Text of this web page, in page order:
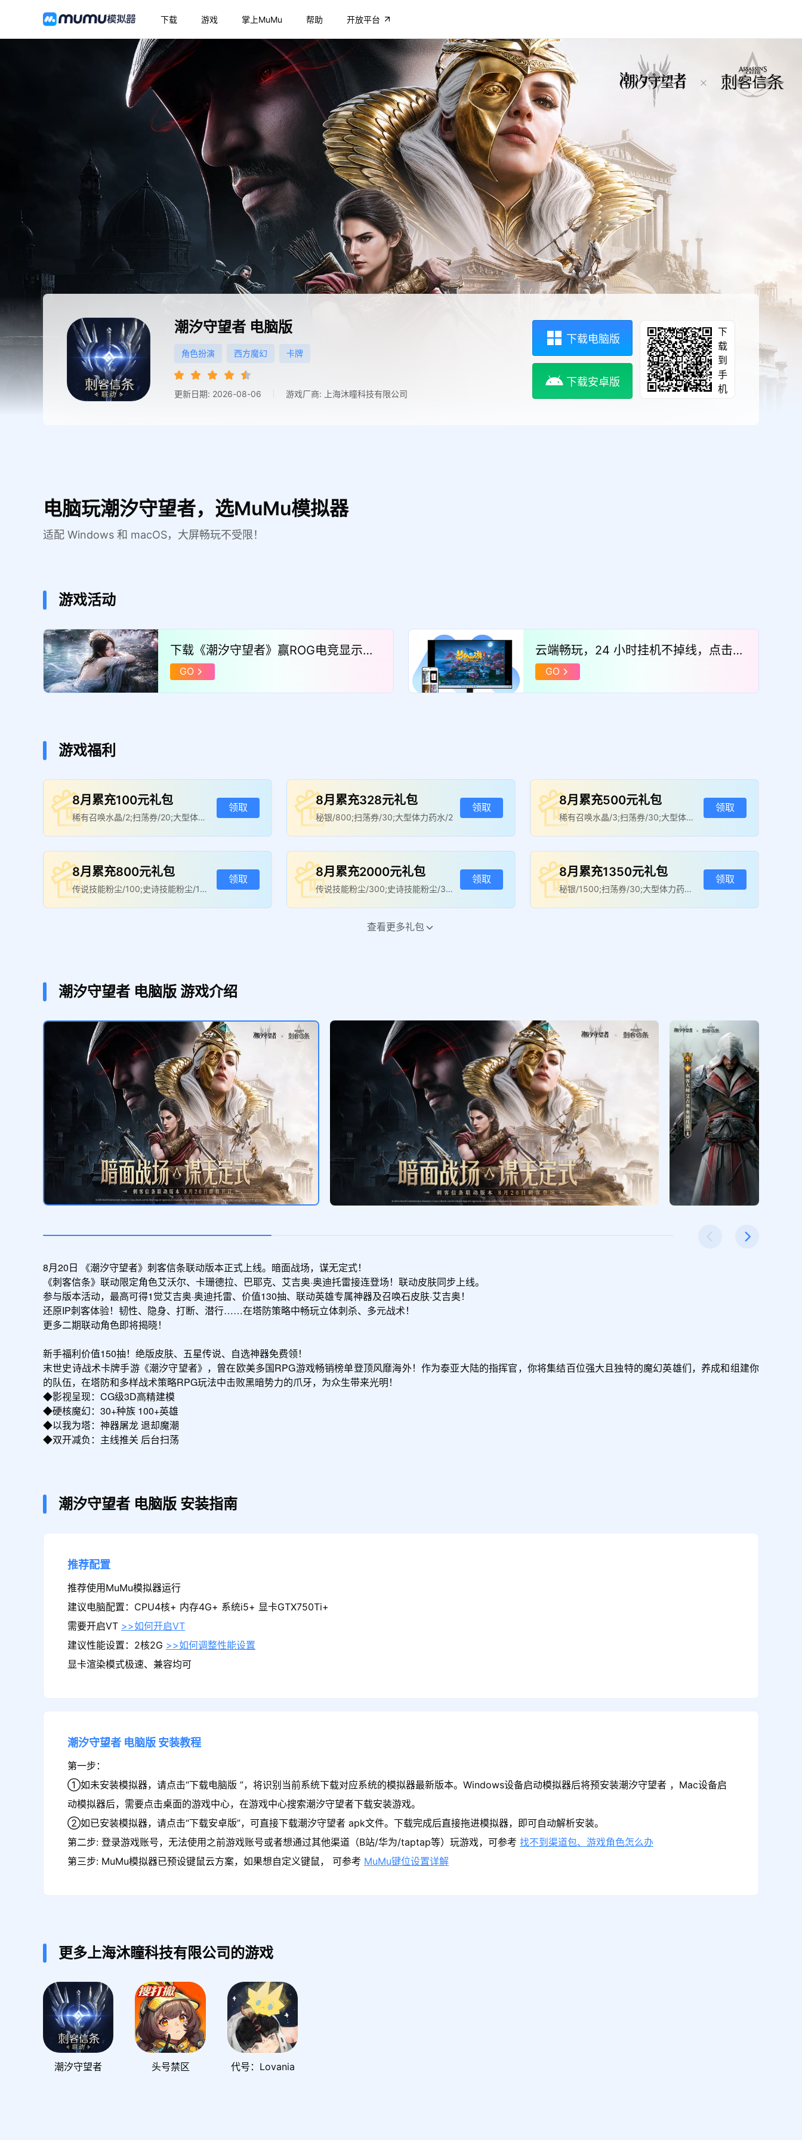
下载 游戏 掌上MuMu 帮助 开放平台
潮汐守望者 电脑版
角色扮演 西方魔幻 卡牌
更新日期: 2026-08-06 游戏厂商: 上海沐瞳科技有限公司
下载电脑版
下载安卓版
下
载
到
手
机
电脑玩潮汐守望者，选MuMu模拟器
适配 Windows 和 macOS，大屏畅玩不受限！
游戏活动
下载《潮汐守望者》赢ROG电竞显示
器！
GO
云端畅玩，24 小时挂机不掉线，点击体
验！
GO
游戏福利
8月累充100元礼包
稀有召唤水晶/2;扫荡券/20;大型体力
药水/2
领取
8月累充328元礼包
秘银/800;扫荡券/30;大型体力药水/2
领取
8月累充500元礼包
稀有召唤水晶/3;扫荡券/30;大型体力
药水/3
领取
8月累充800元礼包
传说技能粉尘/100;史诗技能粉尘/10
0;大型体力药水/3
领取
8月累充2000元礼包
传说技能粉尘/300;史诗技能粉尘/30
0;大型体力药水/3
领取
8月累充1350元礼包
秘银/1500;扫荡券/30;大型体力药水/
3
领取
神话神器精华/1;至高之星/150;大型体
力药水/3
领取
钻石/80;稀有召唤水晶/1;大型体力药
领取
钻石/188;传说精粹/2;体力/60
领取
暑假活动普发礼包
钻石/80;金币/10000;扫荡券/10
领取
端午抽奖礼包
稀有召唤水晶/5;扫荡券/20;大型体力
领取
端午Lv8礼包
钻石/188;传说精粹/2;体力/60
领取
查看更多礼包
潮汐守望者 电脑版 游戏介绍
8月20日 《潮汐守望者》刺客信条联动版本正式上线。暗面战场，谋无定式！
《刺客信条》联动限定角色艾沃尔、卡珊德拉、巴耶克、艾吉奥·奥迪托雷接连登场！联动皮肤同步上线。
参与版本活动，最高可得1觉艾吉奥·奥迪托雷、价值130抽、联动英雄专属神器及召唤石皮肤·艾吉奥！
还原IP刺客体验！韧性、隐身、打断、潜行……在塔防策略中畅玩立体刺杀、多元战术！
更多二期联动角色即将揭晓！
新手福利价值150抽！绝版皮肤、五星传说、自选神器免费领！
末世史诗战术卡牌手游《潮汐守望者》，曾在欧美多国RPG游戏畅销榜单登顶风靡海外！作为泰亚大陆的指挥官，你将集结百位强大且独特的魔幻英雄们，养成和组建你
的队伍，在塔防和多样战术策略RPG玩法中击败黑暗势力的爪牙，为众生带来光明！
◆影视呈现：CG级3D高精建模
◆硬核魔幻：30+种族 100+英雄
◆以我为塔：神器屠龙 退却魔潮
◆双开减负：主线推关 后台扫荡
潮汐守望者 电脑版 安装指南
推荐配置
推荐使用MuMu模拟器运行
建议电脑配置：CPU4核+ 内存4G+ 系统i5+ 显卡GTX750Ti+
需要开启VT >>如何开启VT
建议性能设置：2核2G >>如何调整性能设置
显卡渲染模式极速、兼容均可
潮汐守望者 电脑版 安装教程
第一步：
①如未安装模拟器，请点击“下载电脑版 ”，将识别当前系统下载对应系统的模拟器最新版本。Windows设备启动模拟器后将预安装潮汐守望者 ，Mac设备启
动模拟器后，需要点击桌面的游戏中心，在游戏中心搜索潮汐守望者下载安装游戏。
②如已安装模拟器，请点击“下载安卓版”，可直接下载潮汐守望者 apk文件。下载完成后直接拖进模拟器，即可自动解析安装。
第二步: 登录游戏账号，无法使用之前游戏账号或者想通过其他渠道（B站/华为/taptap等）玩游戏，可参考 找不到渠道包、游戏角色怎么办
第三步: MuMu模拟器已预设键鼠云方案，如果想自定义键鼠， 可参考 MuMu键位设置详解
更多上海沐瞳科技有限公司的游戏
潮汐守望者 头号禁区 代号：Lovania